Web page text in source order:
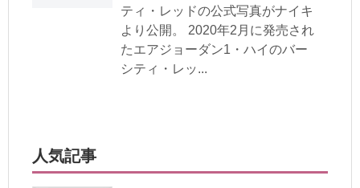
ティ・レッドの公式写真がナイキ
より公開。 2020年2月に発売され
たエアジョーダン1・ハイのバー
シティ・レッ...
人気記事